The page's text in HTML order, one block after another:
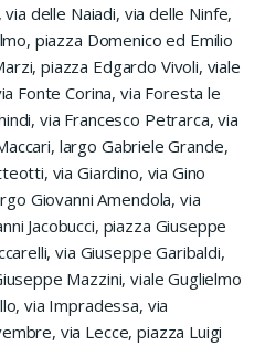
delle Naiadi, via delle Ninfe,
piazza Domenico ed Emilio
piazza Edgardo Vivoli, viale
Fonte Corina, via Foresta le
via Francesco Petrarca, via
largo Gabriele Grande,
via Giardino, via Gino
Giovanni Amendola, via
Jacobucci, piazza Giuseppe
via Giuseppe Garibaldi,
Mazzini, viale Guglielmo
via Impradessa, via
via Lecce, piazza Luigi